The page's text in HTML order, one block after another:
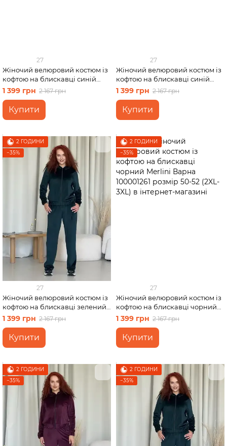
27
Жіночий велюровий костюм із
кофтою на блискавці синій
Merlini Варна 100001262 розмір
46-48 (L-XL)
1 399 грн 2 167 грн
Купити
27
Жіночий велюровий костюм із
кофтою на блискавці синій
Merlini Варна 100001262 розмір
42-44 (S-M)
1 399 грн 2 167 грн
Купити
2 ГОДИНИ
−35%
27
Жіночий велюровий костюм із
кофтою на блискавці зелений
Merlini Варна 100001266
розмір 46-48 (L-XL)
1 399 грн 2 167 грн
Купити
2 ГОДИНИ
−35%
27
Жіночий велюровий костюм із
кофтою на блискавці чорний
Merlini Варна 100001261 розмір
50-52 (2XL-3XL)
1 399 грн 2 167 грн
Купити
2 ГОДИНИ
−35%
2 ГОДИНИ
−35%